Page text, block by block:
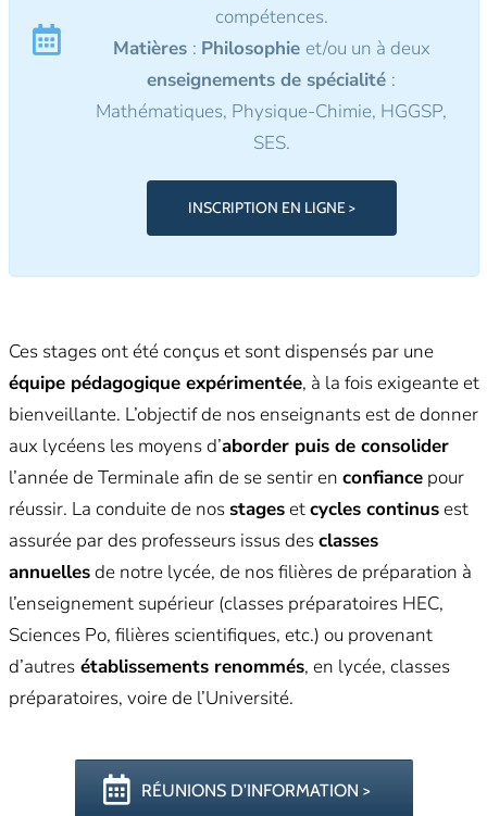
compétences.
Matières : Philosophie et/ou un à deux
enseignements de spécialité :
Mathématiques, Physique-Chimie, HGGSP,
SES.
INSCRIPTION EN LIGNE >
Ces stages ont été conçus et sont dispensés par une
équipe pédagogique expérimentée, à la fois exigeante et
bienveillante. L’objectif de nos enseignants est de donner
aux lycéens les moyens d’aborder puis de consolider
l’année de Terminale afin de se sentir en confiancepour
réussir. La conduite de nosstagesetcycles continusest
assurée par des professeurs issus desclasses
annuellesde notre lycée, de nos filières de préparation à
l’enseignement supérieur (classes préparatoires HEC,
Sciences Po, filières scientifiques, etc.) ou provenant
d’autresétablissements renommés, en lycée, classes
préparatoires, voire de l’Université.
RÉUNIONS D'INFORMATION >